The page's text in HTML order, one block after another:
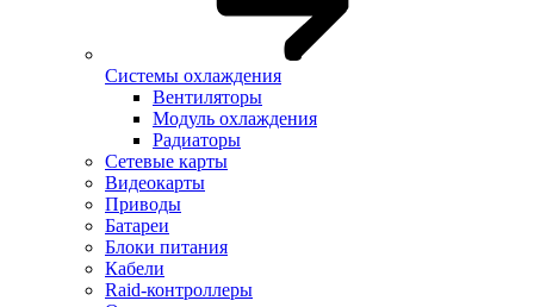
Системы охлаждения
Вентиляторы
Модуль охлаждения
Радиаторы
Сетевые карты
Видеокарты
Приводы
Батареи
Блоки питания
Кабели
Raid-контроллеры